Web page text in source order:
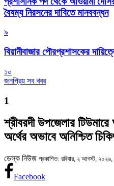
বৈষম্য নিরসনের দাবিতে মানববন্ধন
৯
বিয়ানীবাজার পৌরপ্রশাসকের
১০
জনপ্রিয় সব খবর
1
শ্রীবরদী উপজেলার
অর্থের অভাবে অনিশ্চিত
ডেস্ক নিউজ প্রকাশিত: রবিবার, ২ আগস্ট,
Facebook